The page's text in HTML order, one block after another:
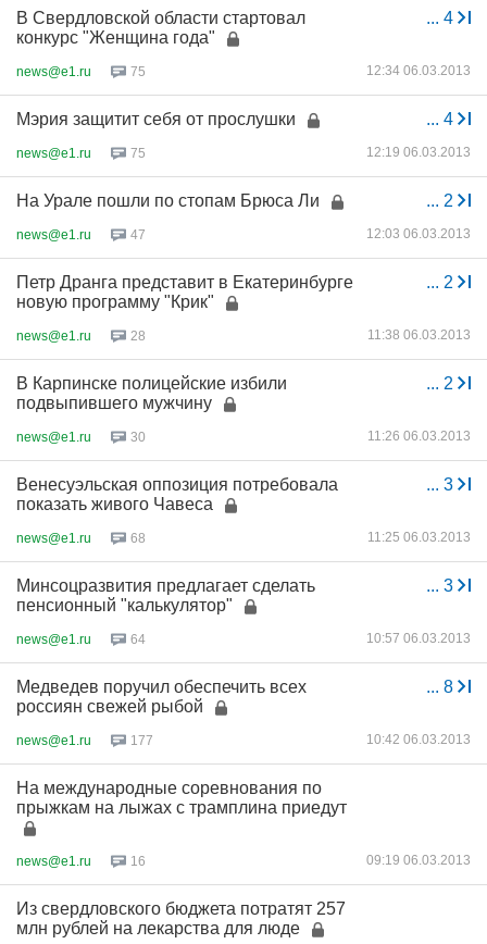
... 4
В Свердловской области стартовал
конкурс "Женщина года"
news@e1.ru 75 12:34 06.03.2013
... 4
Мэрия защитит себя от прослушки
news@e1.ru 75 12:19 06.03.2013
... 2
На Урале пошли по стопам Брюса Ли
news@e1.ru 47 12:03 06.03.2013
... 2
Петр Дранга представит в Екатеринбурге
новую программу "Крик"
news@e1.ru 28 11:38 06.03.2013
... 2
В Карпинске полицейские избили
подвыпившего мужчину
news@e1.ru 30 11:26 06.03.2013
... 3
Венесуэльская оппозиция потребовала
показать живого Чавеса
news@e1.ru 68 11:25 06.03.2013
... 3
Минсоцразвития предлагает сделать
пенсионный "калькулятор"
news@e1.ru 64 10:57 06.03.2013
... 8
Медведев поручил обеспечить всех
россиян свежей рыбой
news@e1.ru 177 10:42 06.03.2013
На международные соревнования по
прыжкам на лыжах с трамплина приедут
news@e1.ru 16 09:19 06.03.2013
Из свердловского бюджета потратят 257
млн рублей на лекарства для люде